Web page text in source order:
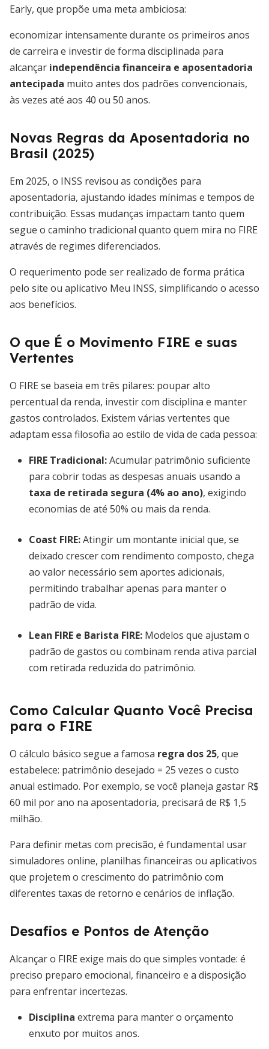
Early, que propõe uma meta ambiciosa:
economizar intensamente durante os primeiros anos
de carreira e investir de forma disciplinada para
alcançar independência financeira e aposentadoria
antecipada muito antes dos padrões convencionais,
às vezes até aos 40 ou 50 anos.
Novas Regras da Aposentadoria no
Brasil (2025)
Em 2025, o INSS revisou as condições para
aposentadoria, ajustando idades mínimas e tempos de
contribuição. Essas mudanças impactam tanto quem
segue o caminho tradicional quanto quem mira no FIRE
através de regimes diferenciados.
O requerimento pode ser realizado de forma prática
pelo site ou aplicativo Meu INSS, simplificando o acesso
aos benefícios.
O que É o Movimento FIRE e suas
Vertentes
O FIRE se baseia em três pilares: poupar alto
percentual da renda, investir com disciplina e manter
gastos controlados. Existem várias vertentes que
adaptam essa filosofia ao estilo de vida de cada pessoa:
FIRE Tradicional:Acumular patrimônio suficiente
para cobrir todas as despesas anuais usando a
taxa de retirada segura (4% ao ano), exigindo
economias de até 50% ou mais da renda.
Coast FIRE:Atingir um montante inicial que, se
deixado crescer com rendimento composto, chega
ao valor necessário sem aportes adicionais,
permitindo trabalhar apenas para manter o
padrão de vida.
Lean FIRE e Barista FIRE: Modelos que ajustam o
padrão de gastos ou combinam renda ativa parcial
com retirada reduzida do patrimônio.
Como Calcular Quanto Você Precisa
para o FIRE
O cálculo básico segue a famosa regra dos 25, que
estabelece: patrimônio desejado = 25 vezes o custo
anual estimado. Por exemplo, se você planeja gastar R$
60 mil por ano na aposentadoria, precisará de R$ 1,5
milhão.
Para definir metas com precisão, é fundamental usar
simuladores online, planilhas financeiras ou aplicativos
que projetem o crescimento do patrimônio com
diferentes taxas de retorno e cenários de inflação.
Desafios e Pontos de Atenção
Alcançar o FIRE exige mais do que simples vontade: é
preciso preparo emocional, financeiro e a disposição
para enfrentar incertezas.
Disciplina extrema para manter o orçamento
enxuto por muitos anos.